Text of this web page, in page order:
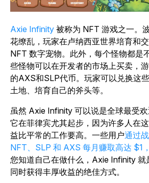
Axie Infinity 被称为 NFT 游戏之一。
花缭乱，玩家在卢纳西亚世界培育和
NFT 数字宠物。此外，每个怪物都是
些怪物可以在开发者的市场上买卖，
的AXS和SLP代币。玩家可以兑换这
土地、培育自己的斧头等。
虽然 Axie Infinity 可以说是全球最受
它在菲律宾尤其起步，因为许多人在
益比平常的工作要高。一些用户通过
NFT、SLP 和 AXS 每月赚取高达 $1
您知道自己在做什么，Axie Infinity 就
同时获得丰厚收益的绝佳方式。